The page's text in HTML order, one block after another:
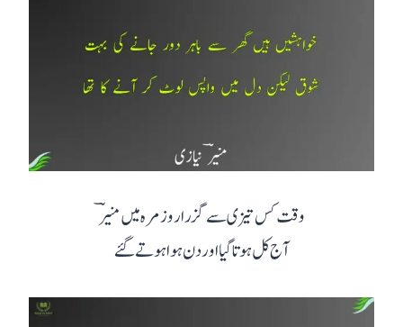
وقت کس تیزی سے گزرا روزمرہ میں منیرؔ
آج کل ہوتا گیا اور دن ہوا ہوتے گئے